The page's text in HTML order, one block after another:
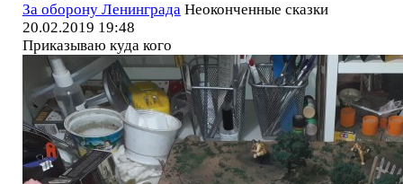
За оборону Ленинграда Неоконченные сказки
20.02.2019 19:48
Приказываю куда кого